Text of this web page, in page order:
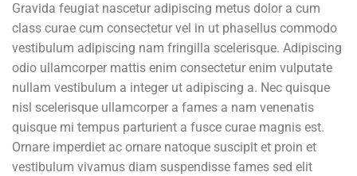
Gravida feugiat nascetur adipiscing metus dolor a cum
class curae cum consectetur vel in ut phasellus commodo
vestibulum adipiscing nam fringilla scelerisque. Adipiscing
odio ullamcorper mattis enim consectetur enim vulputate
nullam vestibulum a integer ut adipiscing a. Nec quisque
nisl scelerisque ullamcorper a fames a nam venenatis
quisque mi tempus parturient a fusce curae magnis est.
Ornare imperdiet ac ornare natoque suscipit et proin et
vestibulum vivamus diam suspendisse fames sed elit